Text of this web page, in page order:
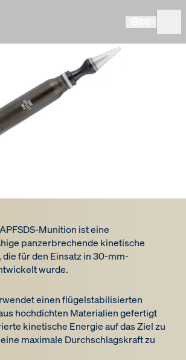
Munition ist eine
panzerbrechende kinetische
für den Einsatz in 30-mm-
wurde.
einen flügelstabilisierten
hochdichten Materialien gefertigt
kinetische Energie auf das Ziel zu
maximale Durchschlagskraft zu